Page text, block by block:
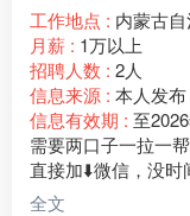
工作地点 : 内蒙古
月薪 : 1万以上
招聘人数 : 2人
信息来源 : 本人发布
信息有效期 : 至
需要两口子一拉一
直接加⬇️微信，没时
全文